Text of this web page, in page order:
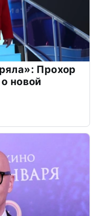
Прохор
новой